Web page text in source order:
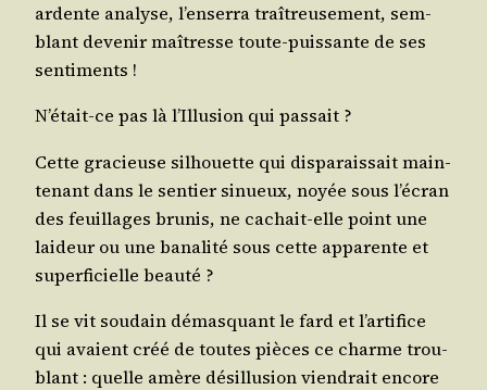
ardente ana­lyse, l’en­ser­ra traî­treu­se­ment, sem­
blant deve­nir maî­tresse toute-puis­sante de ses
sentiments !
N’é­tait-ce pas là l’Illu­sion qui passait ?
Cette gra­cieuse sil­houette qui dis­pa­rais­sait main­
te­nant dans le sen­tier sinueux, noyée sous l’é­cran
des feuillages bru­nis, ne cachait-elle point une
lai­deur ou une bana­li­té sous cette appa­rente et
super­fi­cielle beauté ?
Il se vit sou­dain démas­quant le fard et l’ar­ti­fice
qui avaient créé de toutes pièces ce charme trou­
blant : quelle amère dés­illu­sion vien­drait encore